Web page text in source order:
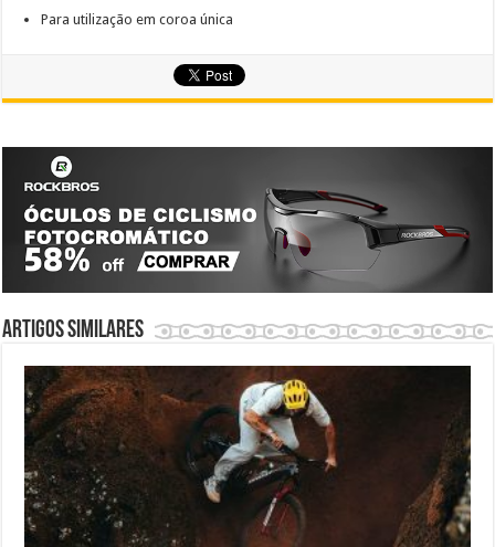
Para utilização em coroa única
Artigos similares